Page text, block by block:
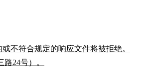
不符合规定的响应文件将被拒绝。
24号）。